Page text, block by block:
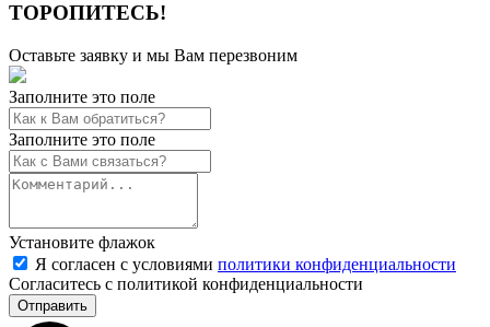
ТОРОПИТЕСЬ!
Оставьте заявку и мы Вам перезвоним
Заполните это поле
Заполните это поле
Установите флажок
Я согласен с условиями политики конфиденциальности
Согласитесь с политикой конфиденциальности